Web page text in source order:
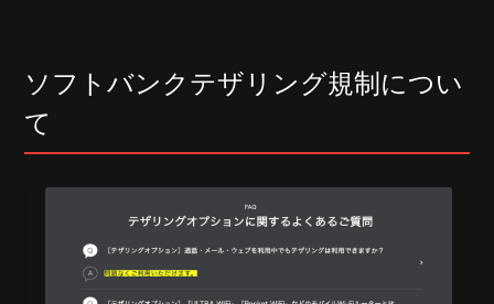
ソフトバンクテザリング規制につい
て